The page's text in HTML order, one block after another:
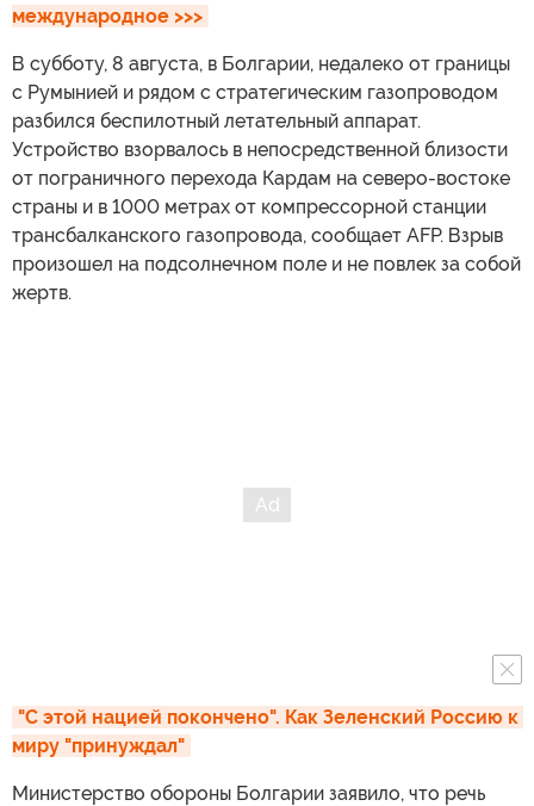
международное >>>
В субботу, 8 августа, в Болгарии, недалеко от границы
с Румынией и рядом с стратегическим газопроводом
разбился беспилотный летательный аппарат.
Устройство взорвалось в непосредственной близости
от пограничного перехода Кардам на северо-востоке
страны и в 1000 метрах от компрессорной станции
трансбалканского газопровода, сообщает AFP. Взрыв
произошел на подсолнечном поле и не повлек за собой
жертв.
"С этой нацией покончено". Как Зеленский Россию к
миру "принуждал"
Министерство обороны Болгарии заявило, что речь